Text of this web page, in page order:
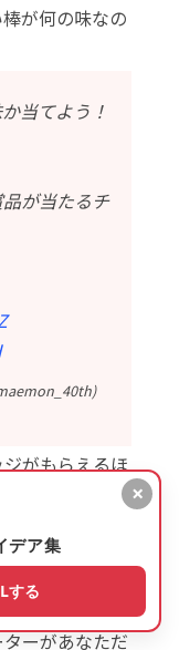
が何の味なの
当てよう！
が当たるチ
がもらえるほ
表示されま
て、ユーザー
ーンも同時に
ーがあなただ
×
デア集
する